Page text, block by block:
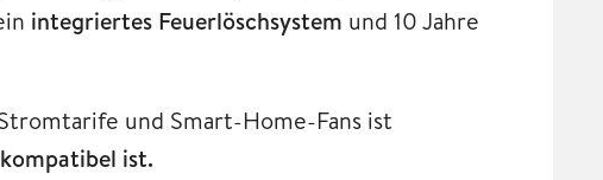
integriertes Feuerlöschsystem und 10 Jahre
und Smart-Home-Fans ist
ist.